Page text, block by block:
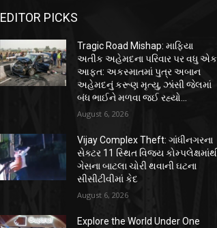
EDITOR PICKS
Tragic Road Mishap: માફિયા
અતીક અહેમદના પરિવાર પર વધુ એક
આફત: અકસ્માતમાં પુત્ર અબાન
અહેમદનું કરૂણ મૃત્યુ, ઝાંસી જેલમાં
બંધ ભાઈને મળવા જઈ રહ્યો...
August 6, 2026
Vijay Complex Theft: ગાંધીનગરના
સેક્ટર 11 સ્થિત વિજય
ગેસના બાટલા ચોરી થવાની ઘટના
સીસીટીવીમાં કેદ
August 6, 2026
Explore the World Under One